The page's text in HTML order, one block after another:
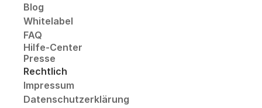
Blog
Whitelabel
FAQ
Hilfe-Center
Presse
Rechtlich
Impressum
Datenschutzerklärung